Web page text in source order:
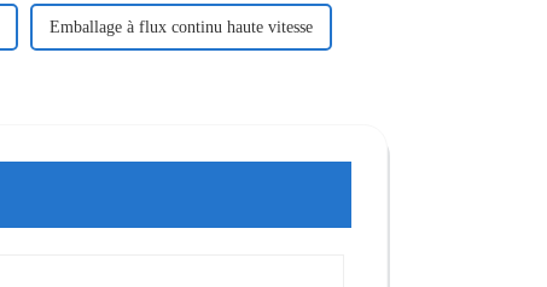
Emballage à flux continu haute vitesse